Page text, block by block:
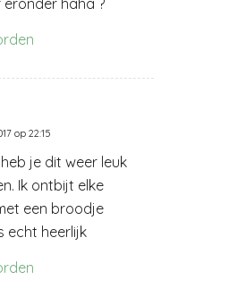
haha ?
op 22:15
je dit weer leuk
Ik ontbijt elke
een broodje
echt heerlijk